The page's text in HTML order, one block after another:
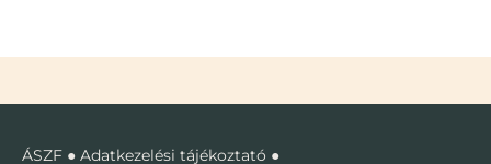
ÁSZF ● Adatkezelési tájékoztató ●